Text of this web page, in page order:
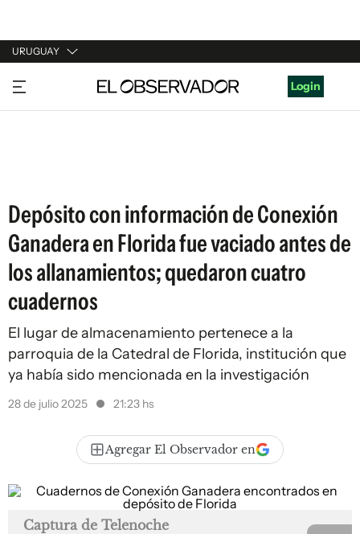
URUGUAY
URUGUAY
ARGENTINA
Login
Depósito con información de Conexión
Ganadera en Florida fue vaciado antes de
los allanamientos; quedaron cuatro
cuadernos
El lugar de almacenamiento pertenece a la
parroquia de la Catedral de Florida, institución que
ya había sido mencionada en la investigación
28 de julio 2025 21:23 hs
Agregar El Observador en
Captura de Telenoche